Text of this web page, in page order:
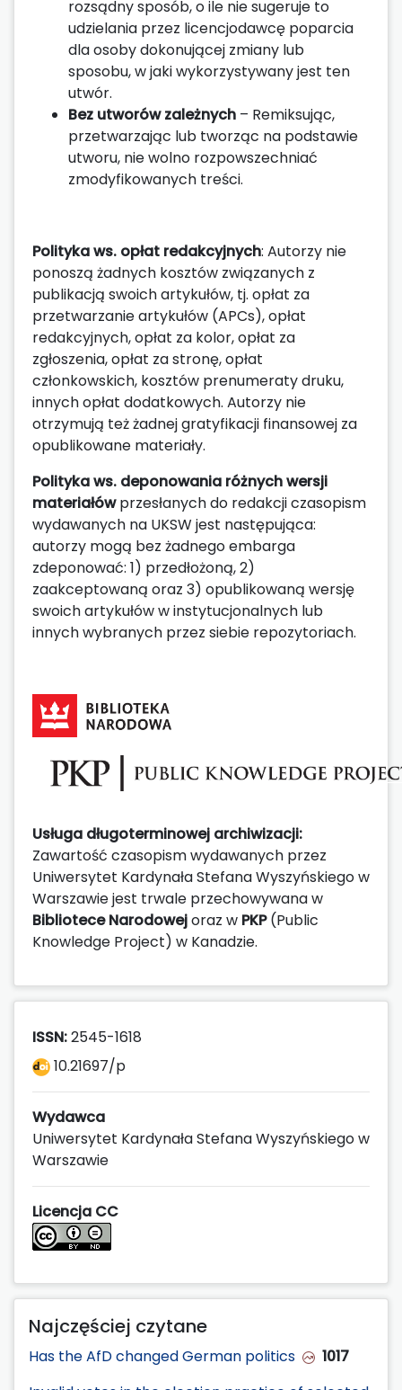
rozsądny sposób, o ile nie sugeruje to
udzielania przez licencjodawcę poparcia
dla osoby dokonującej zmiany lub
sposobu, w jaki wykorzystywany jest ten
utwór.
Bez utworów zależnych – Remiksując,
przetwarzając lub tworząc na podstawie
utworu, nie wolno rozpowszechniać
zmodyfikowanych treści.
Polityka ws. opłat redakcyjnych: Autorzy nie
ponoszą żadnych kosztów związanych z
publikacją swoich artykułów, tj. opłat za
przetwarzanie artykułów (APCs), opłat
redakcyjnych, opłat za kolor, opłat za
zgłoszenia, opłat za stronę, opłat
członkowskich, kosztów prenumeraty druku,
innych opłat dodatkowych. Autorzy nie
otrzymują też żadnej gratyfikacji finansowej za
opublikowane materiały.
Polityka ws. deponowania różnych wersji
materiałówprzesłanych do redakcji czasopism
wydawanych na UKSW jest następująca:
autorzy mogą bez żadnego embarga
zdeponować: 1) przedłożoną, 2)
zaakceptowaną oraz 3) opublikowaną wersję
swoich artykułów w instytucjonalnych lub
innych wybranych przez siebie repozytoriach.
Usługa długoterminowej archiwizacji:
Zawartość czasopism wydawanych przez
Uniwersytet Kardynała Stefana Wyszyńskiego w
Warszawie jest trwale przechowywana w
Bibliotece Narodowejoraz w PKP(Public
Knowledge Project) w Kanadzie.
ISSN:2545-1618
10.21697/p
Wydawca
Uniwersytet Kardynała Stefana Wyszyńskiego w
Warszawie
Licencja CC
Najczęściej czytane
Has the AfD changed German politics
1017